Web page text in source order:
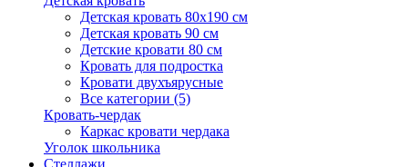
Детская кровать 80х190 см
Детская кровать 90 см
Детские кровати 80 см
Кровать для подростка
Кровати двухъярусные
Все категории (5)
Кровать-чердак
Каркас кровати чердака
Уголок школьника
Стеллажи